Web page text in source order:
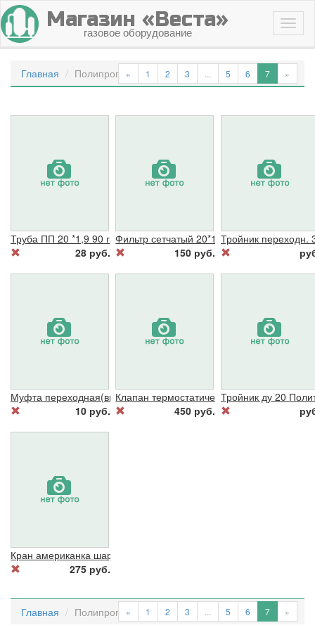
Магазин «Веста»
газовое оборудование
Главная Полипропилен (Россия)
« 1 2 3 5 6 7 »
Труба ПП 20 *1,9 90 гр. серая(хол.в.)
28 руб.
Фильтр сетчатый 20*1/2 серый
150 руб.
Тройник переходн.
Муфта переходная(внутр)25*32 SPK серый
10 руб.
Клапан термостатический 1/2угл угл
450 руб.
Тройник ду 20
Кран американка шар 25-3/4" прямой белый
275 руб.
Главная Полипропилен (Россия)
« 1 2 3 5 6 7 »